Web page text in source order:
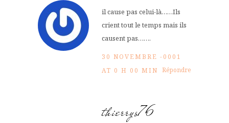
il cause pas celui-là……Ils
crient tout le temps mais ils
causent pas…….
30 NOVEMBRE -0001
AT 0 H 00 MIN Répondre
thierrys76